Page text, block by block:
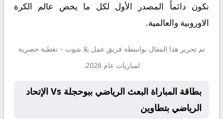
نكون دائماً المصدر الأول لكل ما يخص عالم الكرة
الاوروبية والعالمية.
تم تحرير هذا المقال بواسطة فريق عمل يلا شوت – تغطية حصرية
لمباريات عام 2026.
بطاقة المباراة البعث الرياضي ببوحجلة Vs الإتحاد
الرياضي بتطاوين